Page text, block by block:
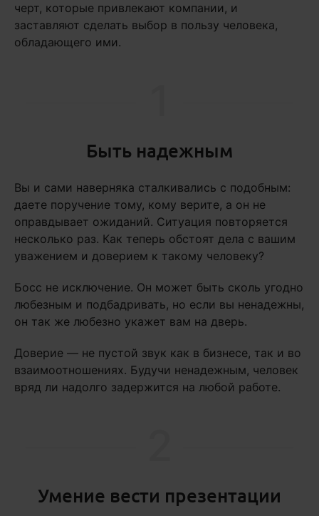
черт, которые привлекают компании, и
заставляют сделать выбор в пользу человека,
обладающего ими.
Быть надежным
Вы и сами наверняка сталкивались с подобным:
даете поручение тому, кому верите, а он не
оправдывает ожиданий. Ситуация повторяется
несколько раз. Как теперь обстоят дела с вашим
уважением и доверием к такому человеку?
Босс не исключение. Он может быть сколь угодно
любезным и подбадривать, но если вы ненадежны,
он так же любезно укажет вам на дверь.
Доверие — не пустой звук как в бизнесе, так и во
взаимоотношениях. Будучи ненадежным, человек
вряд ли надолго задержится на любой работе.
Умение вести презентации